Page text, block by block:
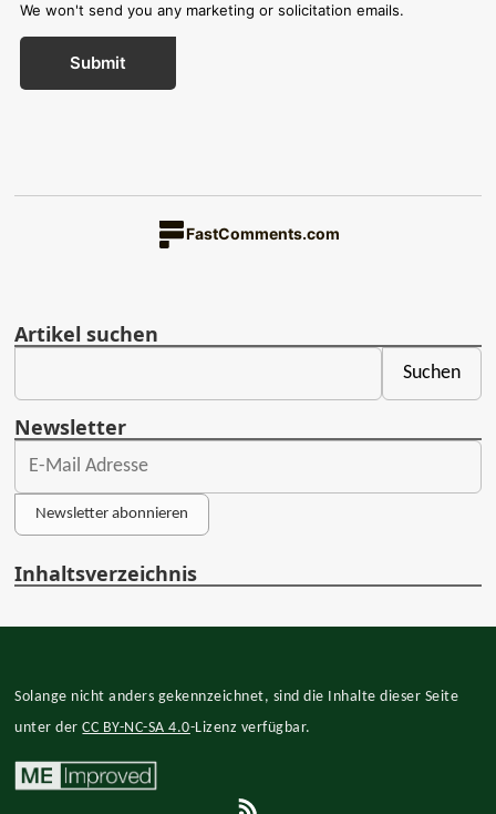
We won't send you any marketing or solicitation emails.
Submit
FastComments.com
Artikel suchen
Newsletter
Newsletter abonnieren
Inhaltsverzeichnis
Solange nicht anders gekennzeichnet, sind die Inhalte dieser Seite
unter derCC BY-NC-SA 4.0-Lizenz verfügbar.